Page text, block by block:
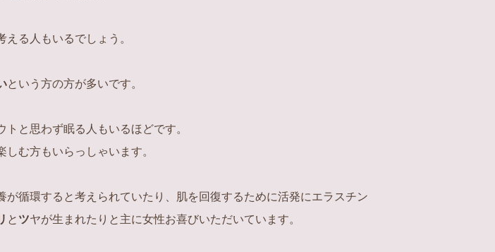
る人もいるでしょう。
という方の方が多いです。
と思わず眠る人もいるほどです。
む方もいらっしゃいます。
循環すると考えられていたり、
肌を回復するために活発にエラスチン
と ツヤが生まれたりと主に女性お喜びいただいています。